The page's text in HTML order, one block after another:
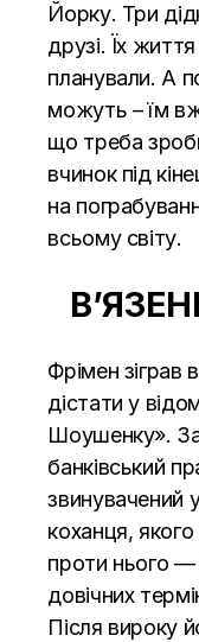
Йорку. Три
друзі. Їх
планували. А
можуть – їм
що треба
вчинок під
на
всьому світу.
Фрімен зіграв
дістати у
Шоушенку».
банківський
звинувачений
коханця,
проти нього
довічних
Після вироку